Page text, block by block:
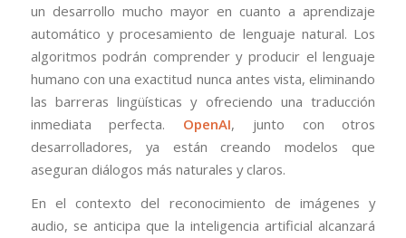
un desarrollo mucho mayor en cuanto a aprendizaje
automático y procesamiento de lenguaje natural. Los
algoritmos podrán comprender y producir el lenguaje
humano con una exactitud nunca antes vista, eliminando
las barreras lingüísticas y ofreciendo una traducción
inmediata perfecta. OpenAI, junto con otros
desarrolladores, ya están creando modelos que
aseguran diálogos más naturales y claros.
En el contexto del reconocimiento de imágenes y
audio, se anticipa que la inteligencia artificial alcanzará